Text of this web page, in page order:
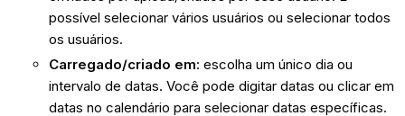
possível selecionar vários usuários ou selecionar todos
os usuários.
Carregado/criado em: escolha um único dia ou
intervalo de datas. Você pode digitar datas ou clicar em
datas no calendário para selecionar datas específicas.